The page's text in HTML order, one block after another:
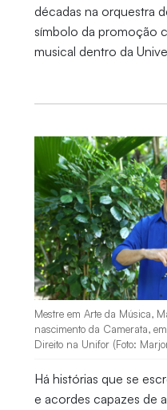
décadas na orquestra
símbolo da promoção
musical dentro da
Mestre em Arte da Música,
nascimento da Camerata,
Direito na Unifor (Foto:
Há histórias que se
e acordes capazes de